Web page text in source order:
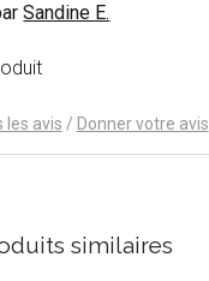
Sandine E.
les avis / Donner votre avis
similaires